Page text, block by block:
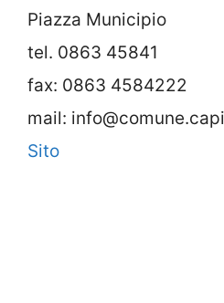
Piazza Municipio
tel. 0863 45841
fax: 0863 4584222
mail:
Sito